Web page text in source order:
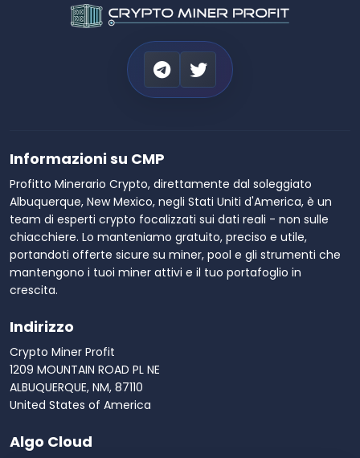
Informazioni su CMP
Profitto Minerario Crypto, direttamente dal soleggiato
Albuquerque, New Mexico, negli Stati Uniti d'America, è un
team di esperti crypto focalizzati sui dati reali - non sulle
chiacchiere. Lo manteniamo gratuito, preciso e utile,
portandoti offerte sicure su miner, pool e gli strumenti che
mantengono i tuoi miner attivi e il tuo portafoglio in
crescita.
Indirizzo
Crypto Miner Profit
1209 MOUNTAIN ROAD PL NE
ALBUQUERQUE, NM, 87110
United States of America
Algo Cloud